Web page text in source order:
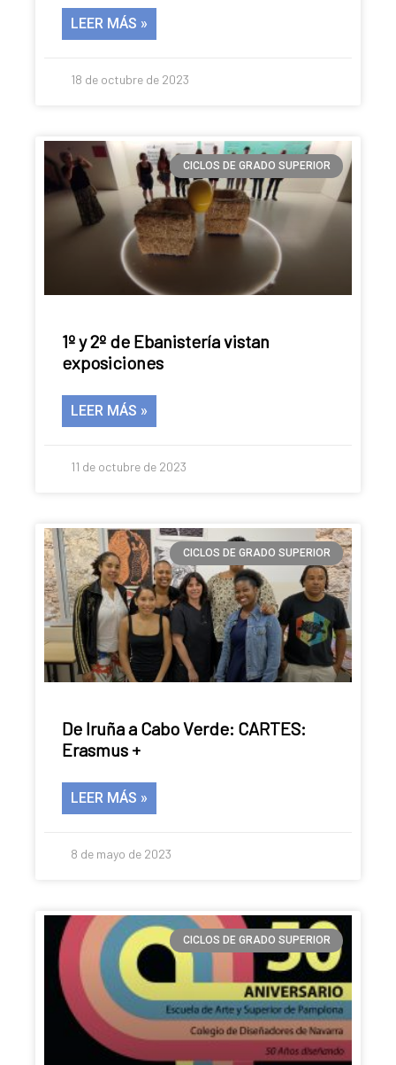
LEER MÁS »
18 de octubre de 2023
CICLOS DE GRADO SUPERIOR
1º y 2º de Ebanistería vistan
exposiciones
LEER MÁS »
11 de octubre de 2023
CICLOS DE GRADO SUPERIOR
De Iruña a Cabo Verde: CARTES:
Erasmus +
LEER MÁS »
8 de mayo de 2023
CICLOS DE GRADO SUPERIOR